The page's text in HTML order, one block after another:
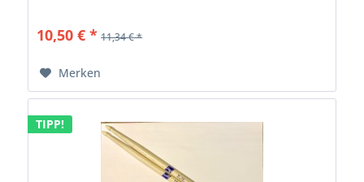
10,50 € * 11,34 € *
Merken
TIPP!